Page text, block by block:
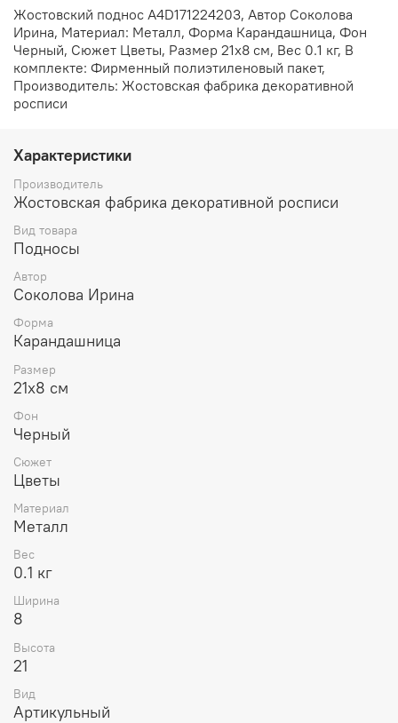
Жостовский поднос A4D171224203, Автор Соколова
Ирина, Материал: Металл, Форма Карандашница, Фон
Черный, Сюжет Цветы, Размер 21х8 см, Вес 0.1 кг, В
комплекте: Фирменный полиэтиленовый пакет,
Производитель: Жостовская фабрика декоративной
росписи
Характеристики
Производитель
Жостовская фабрика декоративной росписи
Вид товара
Подносы
Автор
Соколова Ирина
Форма
Карандашница
Размер
21х8 см
Фон
Черный
Сюжет
Цветы
Материал
Металл
Вес
0.1 кг
Ширина
8
Высота
21
Вид
Артикульный